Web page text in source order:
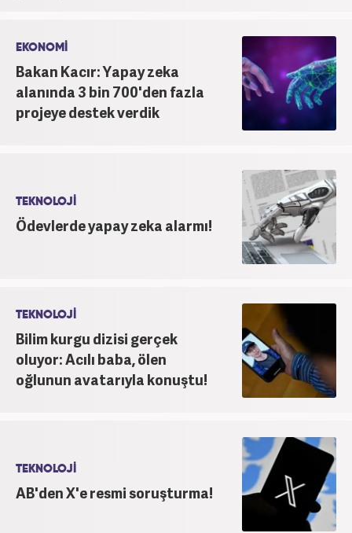
EKONOMİ
Bakan Kacır: Yapay zeka
alanında 3 bin 700'den fazla
projeye destek verdik
TEKNOLOJİ
Ödevlerde yapay zeka alarmı!
TEKNOLOJİ
Bilim kurgu dizisi gerçek
oluyor: Acılı baba, ölen
oğlunun avatarıyla konuştu!
TEKNOLOJİ
AB'den X'e resmi soruşturma!